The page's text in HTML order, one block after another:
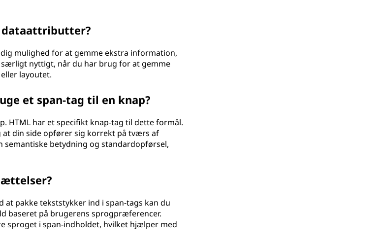
dataattributter?
mulighed for at gemme ekstra information,
nyttigt, når du har brug for at gemme
layoutet.
et span-tag til en knap?
HTML har et specifikt knap-tag til dette formål.
din side opfører sig korrekt på tværs af
semantiske betydning og standardopførsel,
at pakke tekststykker ind i span-tags kan du
baseret på brugerens sprogpræferencer.
sproget i span-indholdet, hvilket hjælper med